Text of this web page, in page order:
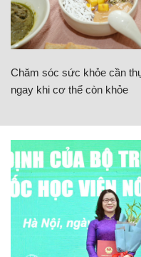
Chăm sóc sức khỏe cần
ngay khi cơ thể còn khỏe